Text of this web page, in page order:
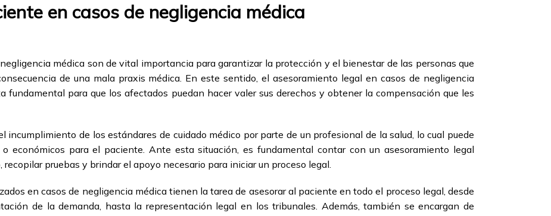
en casos de negligencia médica
médica son de vital importancia para garantizar la protección y el bienestar de las personas que
de una mala praxis médica. En este sentido, el asesoramiento legal en casos de negligencia
fundamental para que los afectados puedan hacer valer sus derechos y obtener la compensación que les
incumplimiento de los estándares de cuidado médico por parte de un profesional de la salud, lo cual puede
económicos para el paciente. Ante esta situación, es fundamental contar con un asesoramiento legal
recopilar pruebas y brindar el apoyo necesario para iniciar un proceso legal.
en casos de negligencia médica tienen la tarea de asesorar al paciente en todo el proceso legal, desde
de la demanda, hasta la representación legal en los tribunales. Además, también se encargan de